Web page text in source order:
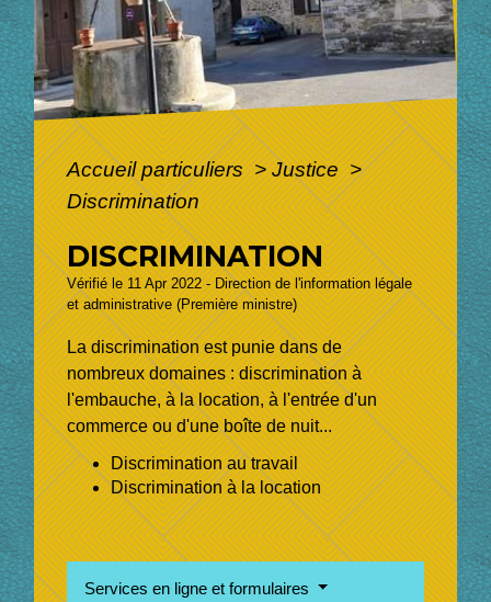
Accueil particuliers> Justice>
Discrimination
DISCRIMINATION
Vérifié le 11 Apr 2022 - Direction de l'information légale
et administrative (Première ministre)
La discrimination est punie dans de
nombreux domaines : discrimination à
l'embauche, à la location, à l'entrée d'un
commerce ou d'une boîte de nuit...
Discrimination au travail
Discrimination à la location
Services en ligne et formulaires